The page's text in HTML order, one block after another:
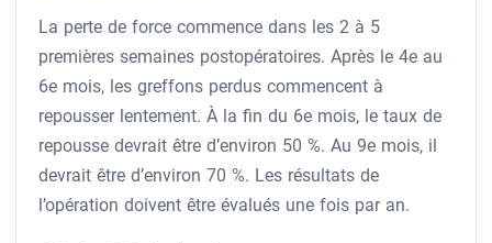
La perte de force commence dans les 2 à 5
premières semaines postopératoires. Après le 4e au
6e mois, les greffons perdus commencent à
repousser lentement. À la fin du 6e mois, le taux de
repousse devrait être d’environ 50 %. Au 9e mois, il
devrait être d’environ 70 %. Les résultats de
l’opération doivent être évalués une fois par an.